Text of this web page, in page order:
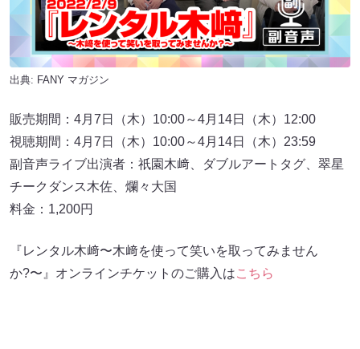
出典: FANY マガジン
販売期間：4月7日（木）10:00～4月14日（木）12:00
視聴期間：4月7日（木）10:00～4月14日（木）23:59
副音声ライブ出演者：祇園木﨑、ダブルアートタグ、翠星
チークダンス木佐、爛々大国
料金：1,200円
『レンタル木﨑〜木﨑を使って笑いを取ってみません
か?〜』オンラインチケットのご購入はこちら